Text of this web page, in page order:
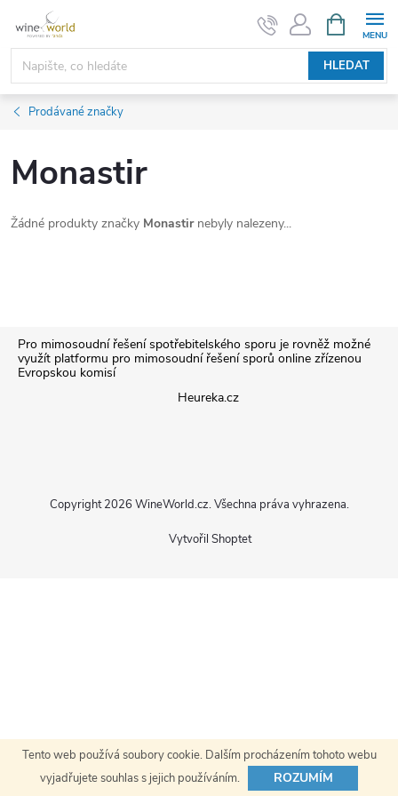
Tento web používá soubory cookie. Dalším procházením tohoto webu
vyjadřujete souhlas s jejich používáním.
ROZUMÍM
obsah
HLEDAT
NÁKUPNÍ
KOŠÍK
Prodávané značky
Monastir
Žádné produkty značky Monastirnebyly nalezeny...
ZPro mimosoudní řešení spotřebitelského sporu je rovněž možné
využít platformu pro mimosoudní řešení sporů online zřízenou
Evropskou komisí
Heureka.cz
Vytvořil Shoptet
Copyright 2026 WineWorld.cz. Všechna práva vyhrazena.